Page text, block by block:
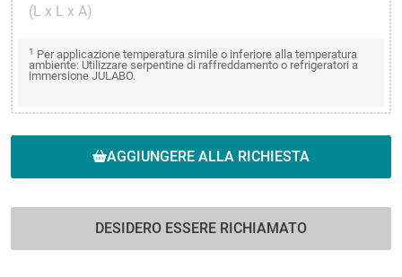
(L x L x A)
1 Per applicazione temperatura simile o inferiore alla temperatura
ambiente: Utilizzare serpentine di raffreddamento o refrigeratori a
immersione JULABO.
AGGIUNGERE ALLA RICHIESTA
DESIDERO ESSERE RICHIAMATO